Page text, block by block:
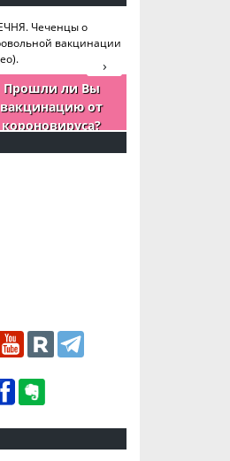
Прошли ли Вы
вакцинацию от
короновируса?
›